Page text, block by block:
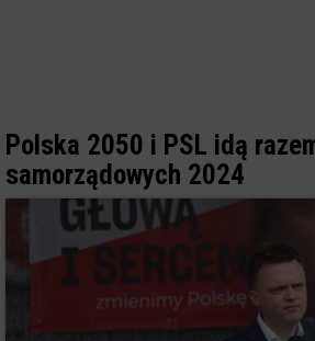
Polska 2050 i PSL idą
samorządowych 2024